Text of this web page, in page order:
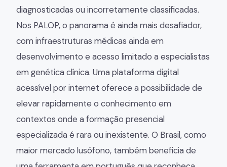
diagnosticadas ou incorretamente classificadas.
Nos PALOP, o panorama é ainda mais desafiador,
com infraestruturas médicas ainda em
desenvolvimento e acesso limitado a especialistas
em genética clínica. Uma plataforma digital
acessível por internet oferece a possibilidade de
elevar rapidamente o conhecimento em
contextos onde a formação presencial
especializada é rara ou inexistente. O Brasil, como
maior mercado lusófono, também beneficia de